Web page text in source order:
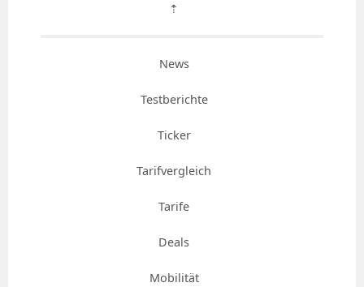
⇡
News
Testberichte
Ticker
Tarifvergleich
Tarife
Deals
Mobilität